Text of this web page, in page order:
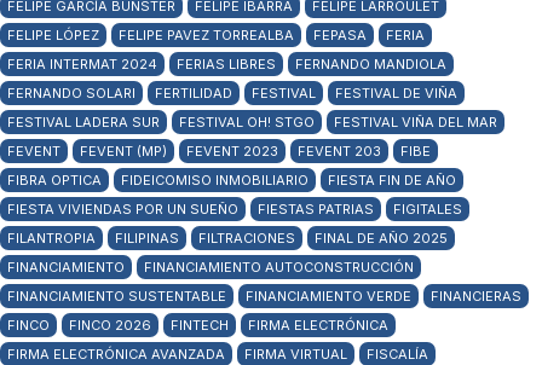
FELIPE GARCÍA BUNSTER
FELIPE IBARRA
FELIPE LARROULET
FELIPE LÓPEZ
FELIPE PAVEZ TORREALBA FEPASA
FERIA
FERIA INTERMAT 2024
FERIAS LIBRES
FERNANDO MANDIOLA
FERNANDO SOLARI
FERTILIDAD FESTIVAL
FESTIVAL DE VIÑA
FESTIVAL LADERA SUR
FESTIVAL OH! STGO
FESTIVAL VIÑA DEL MAR
FEVENT
FEVENT (MP) FEVENT 2023 FEVENT 203
FIBE
FIBRA OPTICA
FIDEICOMISO INMOBILIARIO
FIESTA FIN DE AÑO
FIESTA VIVIENDAS POR UN SUEÑO
FIESTAS PATRIAS
FIGITALES
FILANTROPIA
FILIPINAS FILTRACIONES
FINAL DE AÑO 2025
FINANCIAMIENTO
FINANCIAMIENTO AUTOCONSTRUCCIÓN
FINANCIAMIENTO SUSTENTABLE
FINANCIAMIENTO VERDE
FINANCIERAS
FINCO
FINCO 2026 FINTECH
FIRMA ELECTRÓNICA
FIRMA ELECTRÓNICA AVANZADA
FIRMA VIRTUAL
FISCALÍA